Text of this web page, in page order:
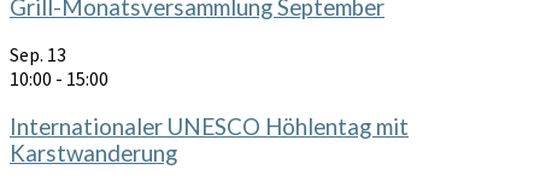
Grill-Monatsversammlung September
Sep. 13
10:00 - 15:00
Internationaler UNESCO Höhlentag mit
Karstwanderung